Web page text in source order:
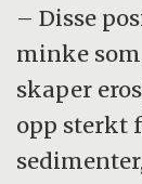
– Disse
minke
skaper
opp sterkt